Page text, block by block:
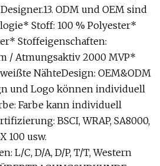
ODM und OEM sind
Stoff: 100 % Polyester*
Stoffeigenschaften:
/ Atmungsaktiv 2000 MVP*
NähteDesign: OEM&ODM
und Logo können individuell
Farbe kann individuell
BSCI, WRAP, SA8000,
100 usw.
L/C, D/A, D/P, T/T, Western